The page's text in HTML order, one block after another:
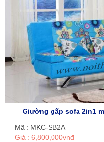
Giường gấp sofa 2in1
Mã : MKC-SB2A
Giá : 6,800,000vnđ